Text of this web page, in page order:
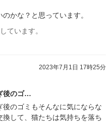
かな？と思っています。
ています。
2023年7月1日 17時25分
後のゴ…
のゴミもそんなに気にならな
して、猫たちは気持ちを落ち